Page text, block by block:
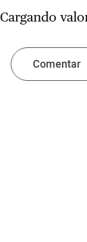
Cargando
Comentar